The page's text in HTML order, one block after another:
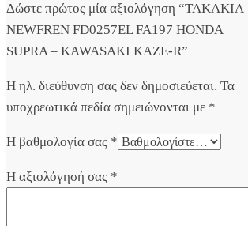
Δώστε πρώτος μία αξιολόγηση “ΤΑΚΑΚΙΑ
NEWFREN FD0257EL FA197 HONDA
SUPRA – KAWASAKI KAZE-R”
Η ηλ. διεύθυνση σας δεν δημοσιεύεται. Τα
υποχρεωτικά πεδία σημειώνονται με *
Η βαθμολογία σας *
Η αξιολόγησή σας *